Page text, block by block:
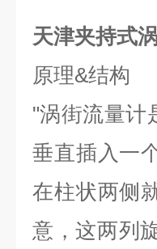
天津夹持式
原理&结构
"涡街流量计
垂直插入一
在柱状两侧
意，这两列